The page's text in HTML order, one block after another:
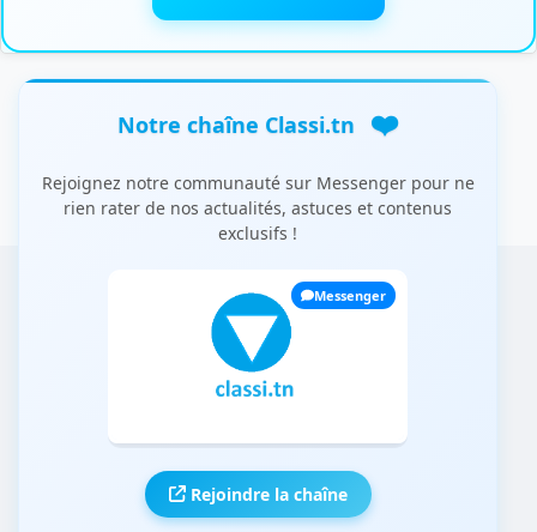
Notre chaîne Classi.tn ❤️
Rejoignez notre communauté sur Messenger pour ne
rien rater de nos actualités, astuces et contenus
exclusifs !
Messenger
Rejoindre la chaîne